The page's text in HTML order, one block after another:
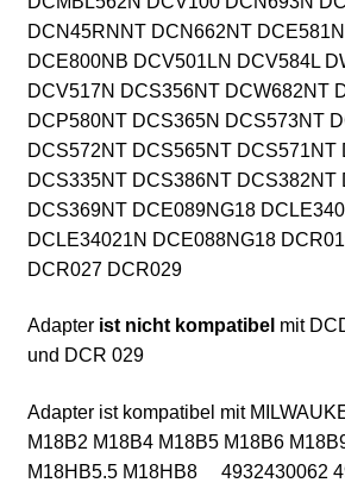
DCN45RNNT DCN662NT
DCE800NB DCV501LN DCV584L
DCV517N DCS356NT DCW682NT
DCP580NT DCS365N DCS573NT
DCS572NT DCS565NT DCS571NT
DCS335NT DCS386NT DCS382NT
DCS369NT DCE089NG18
DCLE34021N DCE088NG18
DCR027 DCR029
Adapterist nicht kompatibel mit
und DCR 029
Adapter ist kompatibel mit
M18B2 M18B4 M18B5 M18B6
M18HB5.5 M18HB8 4932430062